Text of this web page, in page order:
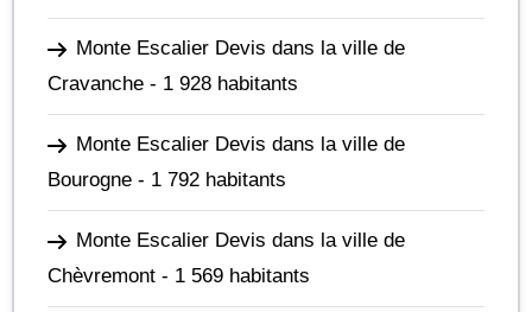
Monte Escalier Devis dans la ville de
Cravanche - 1 928 habitants
Monte Escalier Devis dans la ville de
Bourogne - 1 792 habitants
Monte Escalier Devis dans la ville de
Chèvremont - 1 569 habitants